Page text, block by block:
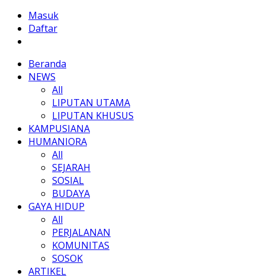
Masuk
Daftar
Beranda
NEWS
All
LIPUTAN UTAMA
LIPUTAN KHUSUS
KAMPUSIANA
HUMANIORA
All
SEJARAH
SOSIAL
BUDAYA
GAYA HIDUP
All
PERJALANAN
KOMUNITAS
SOSOK
ARTIKEL